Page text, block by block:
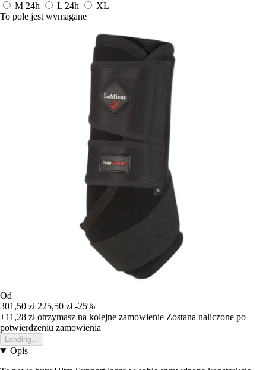
M 24h L 24h
XL
To pole jest wymagane
Od
301,50 zł 225,50 zł -25%
+11,28 złotrzymasz na kolejne zamowienie Zostana naliczone po
potwierdzeniu zamowienia
Loading...
Opis